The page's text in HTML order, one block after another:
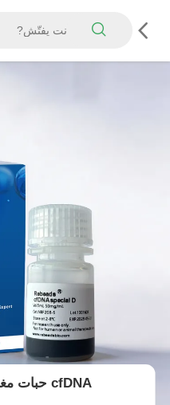
حبات مغناطيسية من السلسلة الخاصة cfDNA